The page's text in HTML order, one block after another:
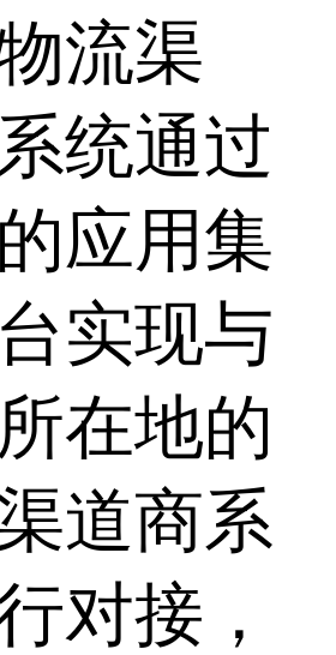
流渠
统通过
应用集
实现与
在地的
道商系
对接，